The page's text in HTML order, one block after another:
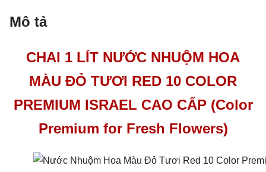
(Chai
lượng
Mô tả
CHAI 1 LÍT NƯỚC NHUỘM HOA
MÀU ĐỎ TƯƠI RED 10 COLOR
PREMIUM ISRAEL CAO CẤP (Color
Premium for Fresh Flowers)